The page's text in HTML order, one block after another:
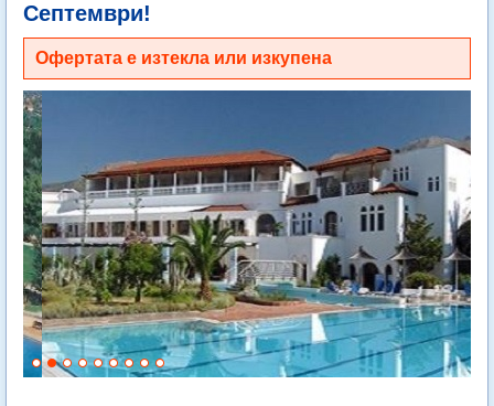
Септември!
Офертата е изтекла или изкупена